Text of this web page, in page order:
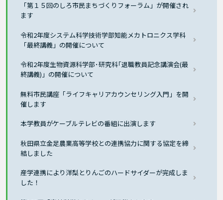
「第１５回のしろ市民まちづくりフォーラム」が開催され
ます
令和2年度システム科学技術学部知能メカトロニクス学科
「最終講義」の開催について
令和2年度生物資源科学部･研究科｢退職教員記念講演会(最
終講義)」の開催について
無料市民講座「ライフキャリアカウンセリング入門」を開
催します
本学教員がケーブルテレビの番組に出演します
秋田県立金足農業高等学校との連携協力に関する協定を締
結しました
産学連携により洋梨とりんごのハードサイダーが完成しま
した！